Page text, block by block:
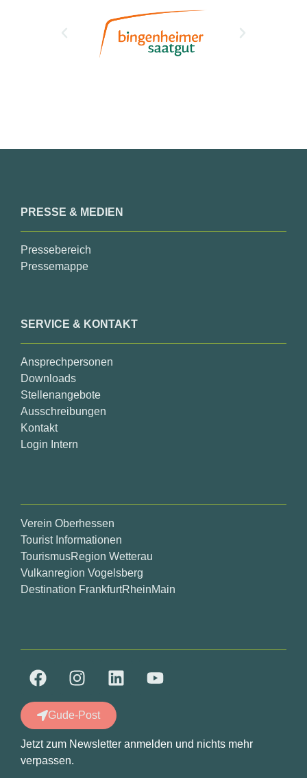
PRESSE & MEDIEN
Pressebereich
Pressemappe
SERVICE & KONTAKT
Ansprechpersonen
Downloads
Stellenangebote
Ausschreibungen
Kontakt
Login Intern
Verein Oberhessen
Tourist Informationen
TourismusRegion Wetterau
Vulkanregion Vogelsberg
Destination FrankfurtRheinMain
Gude-Post
Jetzt zum Newsletter anmelden und nichts mehr
verpassen.